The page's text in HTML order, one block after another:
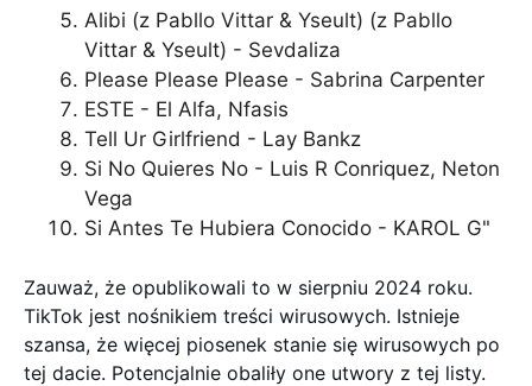
Alibi (z Pabllo Vittar & Yseult) (z Pabllo
Vittar & Yseult) - Sevdaliza
Please Please Please - Sabrina Carpenter
ESTE - El Alfa, Nfasis
Tell Ur Girlfriend - Lay Bankz
Si No Quieres No - Luis R Conriquez, Neton
Vega
Si Antes Te Hubiera Conocido - KAROL G"
Zauważ, że opublikowali to w sierpniu 2024 roku.
TikTok jest nośnikiem treści wirusowych. Istnieje
szansa, że więcej piosenek stanie się wirusowych po
tej dacie. Potencjalnie obaliły one utwory z tej listy.